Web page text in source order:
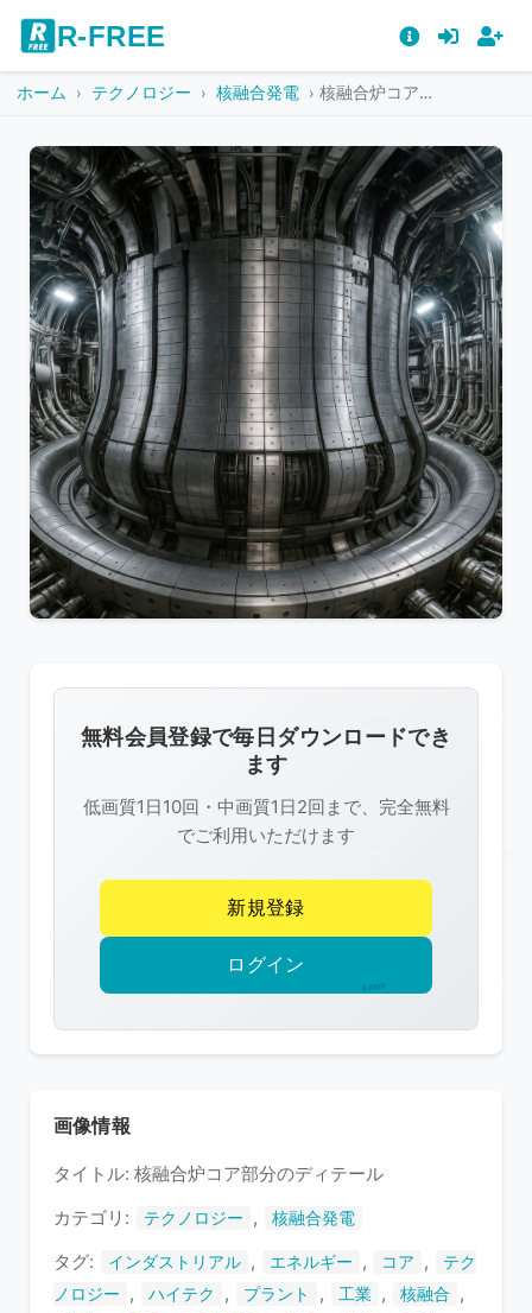
R-FREE
ホーム テクノロジー 核融合発電 核融合炉コア部分のディテール
像
は
R-
FREE
作
権
護
い
ま
無料会員登録で毎日ダウンロードでき
ます
低画質1日10回・中画質1日2回まで、完全無料
でご利用いただけます
新規登録
ログイン
画像情報
タイトル: 核融合炉コア部分のディテール
カテゴリ:
テクノロジー , 核融合発電
タグ: インダストリアル , エネルギー , コア ,
テク
ノロジー
, ハイテク , プラント , 工業 , 核融合 ,